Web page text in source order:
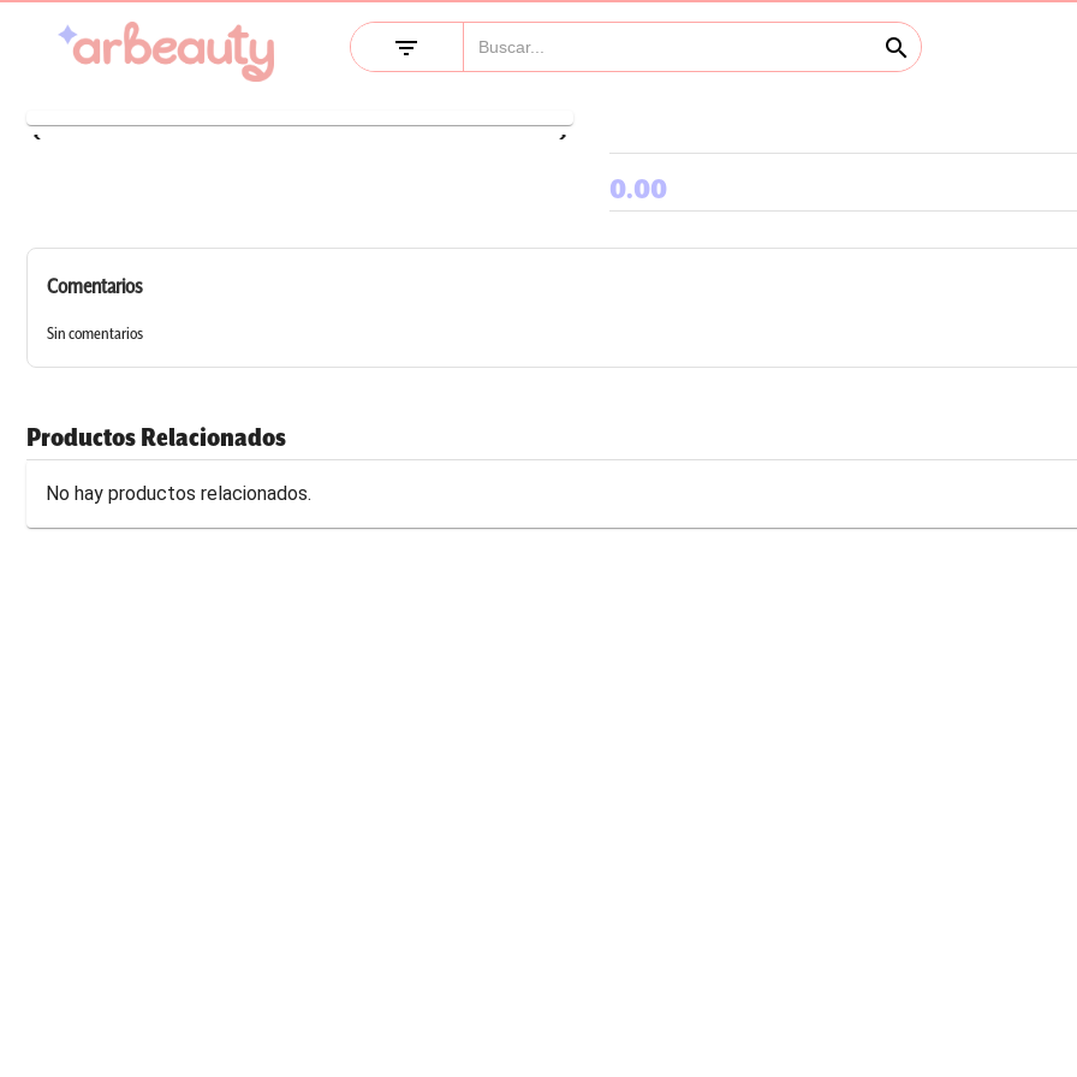
filter_list search
keyboard_arrow_left keyboard_arrow_right
0.00
Comentarios
Sin comentarios
Productos Relacionados
No hay productos relacionados.